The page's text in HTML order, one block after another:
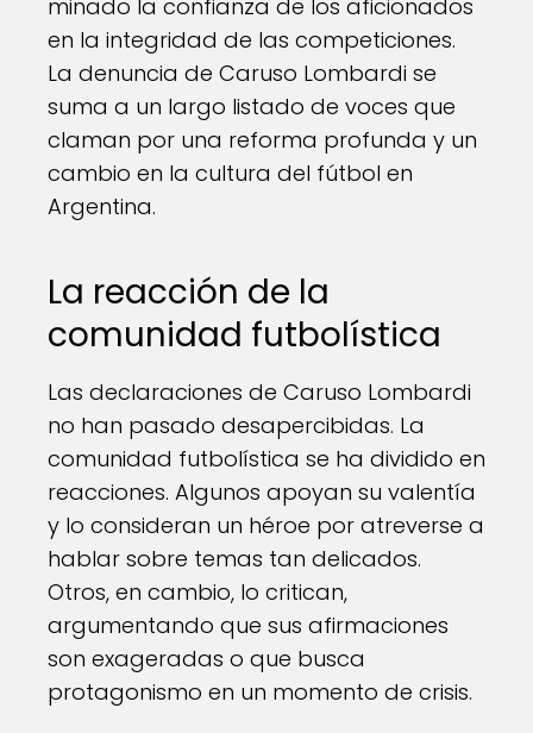
minado la confianza de los aficionados
en la integridad de las competiciones.
La denuncia de Caruso Lombardi se
suma a un largo listado de voces que
claman por una reforma profunda y un
cambio en la cultura del fútbol en
Argentina.
La reacción de la
comunidad futbolística
Las declaraciones de Caruso Lombardi
no han pasado desapercibidas. La
comunidad futbolística se ha dividido en
reacciones. Algunos apoyan su valentía
y lo consideran un héroe por atreverse a
hablar sobre temas tan delicados.
Otros, en cambio, lo critican,
argumentando que sus afirmaciones
son exageradas o que busca
protagonismo en un momento de crisis.